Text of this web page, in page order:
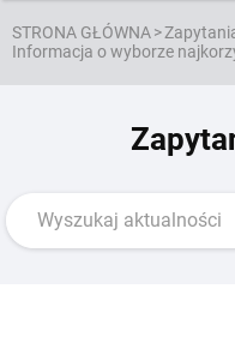
STRONA GŁÓWNA>
Informacja o wyborze